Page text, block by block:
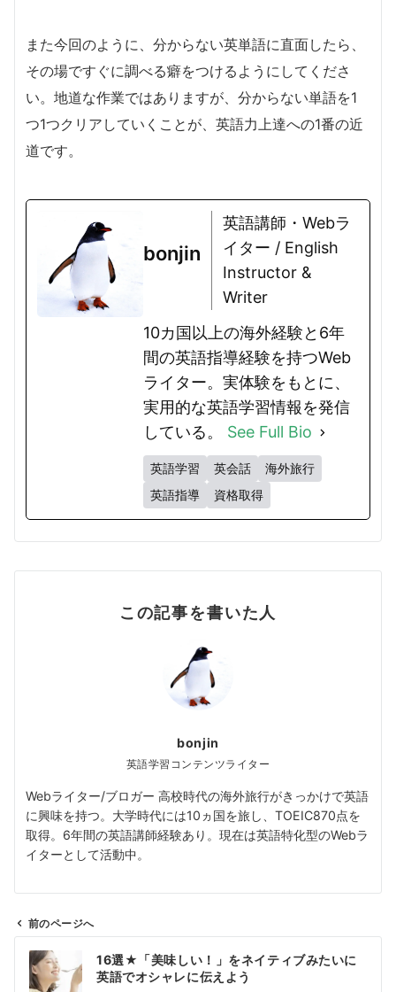
また今回のように、分からない英単語に直面したら、
その場ですぐに調べる癖をつけるようにしてくださ
い。地道な作業ではありますが、分からない単語を1
つ1つクリアしていくことが、英語力上達への1番の近
道です。
bonjin
英語講師・Webラ
イター / English
Instructor &
Writer
10カ国以上の海外経験と6年
間の英語指導経験を持つWeb
ライター。実体験をもとに、
実用的な英語学習情報を発信
している。 See Full Bio
英語学習 英会話
海外旅行
英語指導
資格取得
この記事を書いた人
bonjin
英語学習コンテンツライター
Webライター/ブロガー 高校時代の海外旅行がきっかけで英語
に興味を持つ。大学時代には10ヵ国を旅し、TOEIC870点を
取得。6年間の英語講師経験あり。現在は英語特化型のWebラ
イターとして活動中。
前のページへ
16選★「美味しい！」をネイティブみたいに
英語でオシャレに伝えよう